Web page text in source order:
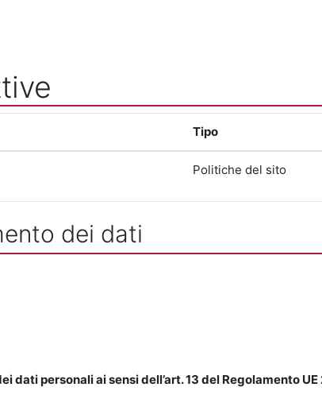
Tipo
Politiche del sito
dei dati
dati personali ai sensi dell’art. 13 del Regolamento